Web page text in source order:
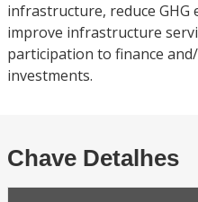
infrastructure, reduce GHG
improve infrastructure
participation to finance
investments.
Chave Detalhes